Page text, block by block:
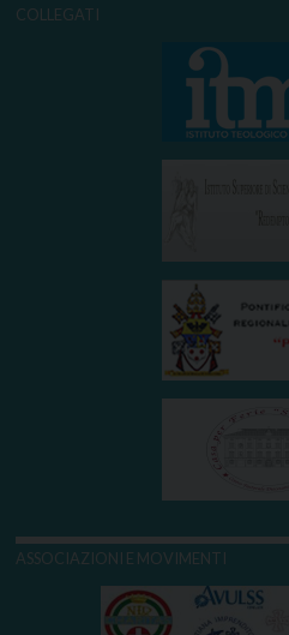
COLLEGATI
ASSOCIAZIONI E MOVIMENTI